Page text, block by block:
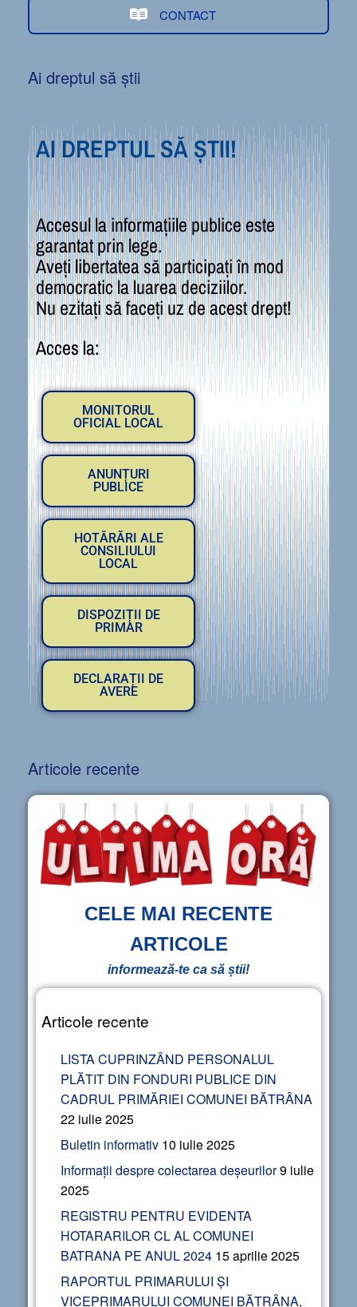
CONTACT
Ai dreptul să știi
AI DREPTUL SĂ ȘTII!
Accesul la informațiile publice este
garantat prin lege.
Aveți libertatea să participați în mod
democratic la luarea deciziilor.
Nu ezitați să faceți uz de acest drept!
Acces la:
MONITORUL
OFICIAL LOCAL
ANUNȚURI
PUBLICE
HOTĂRĂRI ALE
CONSILIULUI
LOCAL
DISPOZIȚII DE
PRIMAR
DECLARAȚII DE
AVERE
Articole recente
CELE MAI RECENTE
ARTICOLE
informează-te ca să știi!
Articole recente
LISTA CUPRINZÂND PERSONALUL
PLĂTIT DIN FONDURI PUBLICE DIN
CADRUL PRIMĂRIEI COMUNEI BĂTRÂNA
22 iulie 2025
Buletin informativ 10 iulie 2025
Informații despre colectarea deșeurilor9 iulie
2025
REGISTRU PENTRU EVIDENTA
HOTARARILOR CL AL COMUNEI
BATRANA PE ANUL 2024 15 aprilie 2025
RAPORTUL PRIMARULUI ȘI
VICEPRIMARULUI COMUNEI BĂTRÂNA,